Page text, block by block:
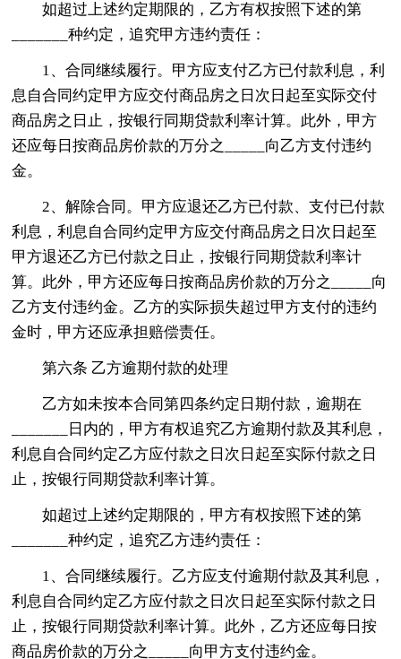
如超过上述约定期限的，乙方有权按照下述的第
_______种约定，追究甲方违约责任：
1、合同继续履行。甲方应支付乙方已付款利息，利
息自合同约定甲方应交付商品房之日次日起至实际交付
商品房之日止，按银行同期贷款利率计算。此外，甲方
还应每日按商品房价款的万分之_____向乙方支付违约
金。
2、解除合同。甲方应退还乙方已付款、支付已付款
利息，利息自合同约定甲方应交付商品房之日次日起至
甲方退还乙方已付款之日止，按银行同期贷款利率计
算。此外，甲方还应每日按商品房价款的万分之_____向
乙方支付违约金。乙方的实际损失超过甲方支付的违约
金时，甲方还应承担赔偿责任。
第六条 乙方逾期付款的处理
乙方如未按本合同第四条约定日期付款，逾期在
_______日内的，甲方有权追究乙方逾期付款及其利息，
利息自合同约定乙方应付款之日次日起至实际付款之日
止，按银行同期贷款利率计算。
如超过上述约定期限的，甲方有权按照下述的第
_______种约定，追究乙方违约责任：
1、合同继续履行。乙方应支付逾期付款及其利息，
利息自合同约定乙方应付款之日次日起至实际付款之日
止，按银行同期贷款利率计算。此外，乙方还应每日按
商品房价款的万分之_____向甲方支付违约金。